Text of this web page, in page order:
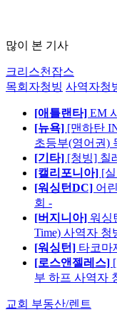
많이 본 기사
크리스천잡스
목회자청빙 사역자청
[애틀랜타] EM
[뉴욕] [맨하탄
초등부(영어권)
[기타] [청빙] 칠
[캘리포니아] [
[워싱턴DC] 어
회 -
[버지니아] 워싱
Time) 사역자 청
[워싱턴] 타코마
[로스앤젤레스]
부 하프 사역자
교회 부동산/렌트